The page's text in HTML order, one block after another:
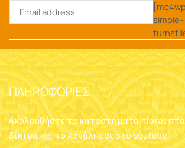
simple-
ΠΛΗΡΟΦΟΡΊΕΣ
Ακολουθήστε τα καταστήματα nioras στα
δίκτυα και το κανάλι μας στο youtube